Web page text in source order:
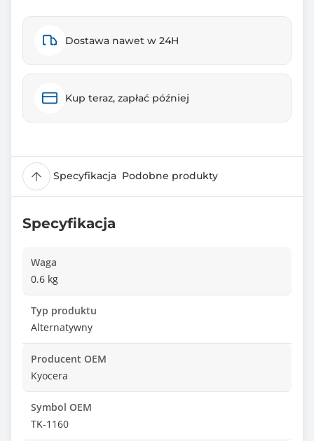
Dostawa nawet w 24H
Kup teraz, zapłać później
Specyfikacja Podobne produkty
Specyfikacja
Waga
0.6 kg
Typ produktu
Alternatywny
Producent OEM
Kyocera
Symbol OEM
TK-1160